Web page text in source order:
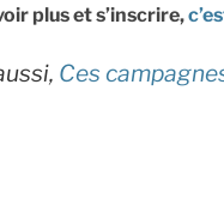
plus et s’inscrire,
Ces